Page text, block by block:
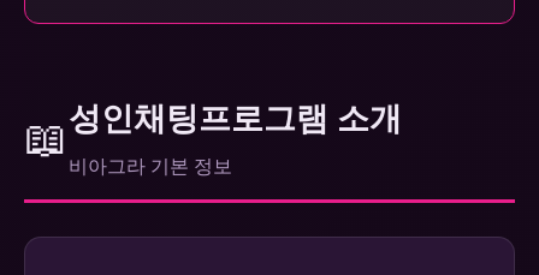
📖성인채팅프로그램 소개
비아그라 기본 정보